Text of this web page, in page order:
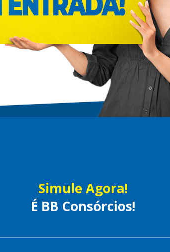
Simule Agora!
É Rápido!
É BB Consórcios!